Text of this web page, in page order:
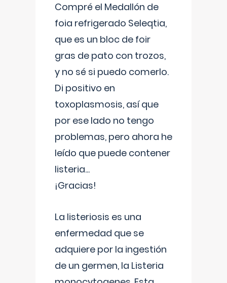
Compré el Medallón de
foia refrigerado Seleqtia,
que es un bloc de foir
gras de pato con trozos,
y no sé si puedo comerlo.
Di positivo en
toxoplasmosis, así que
por ese lado no tengo
problemas, pero ahora he
leído que puede contener
listeria...
¡Gracias!
La listeriosis es una
enfermedad que se
adquiere por la ingestión
de un germen, la Listeria